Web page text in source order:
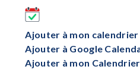
Ajouter à mon calendrier
Ajouter à Google
Ajouter à mon